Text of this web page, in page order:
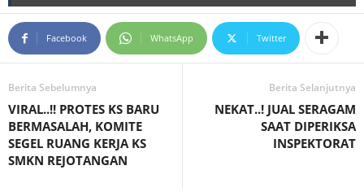
Facebook WhatsApp Twitter
Berita Sebelumnya
VIRAL..!! PROTES KS BARU
BERMASALAH, KOMITE
SEGEL RUANG KERJA KS
SMKN REJOTANGAN
Berita Selanjutnya
NEKAT..! JUAL SERAGAM
SAAT DIPERIKSA
INSPEKTORAT